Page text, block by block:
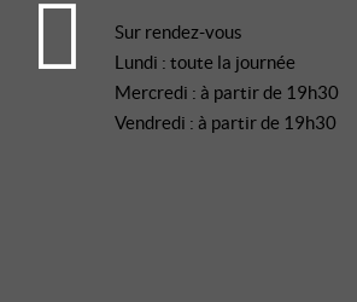
Sur rendez-vous
Lundi : toute la journée
Mercredi : à partir de 19h30
Vendredi : à partir de 19h30